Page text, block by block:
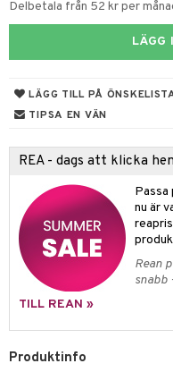
Delbetala från 52 kr per
LÄGG
LÄGG TILL PÅ
TIPSA EN VÄN
REA - dags att klicka
Passa
nu är
Rean
snabb
TILL REAN »
Produktinfo
& hals
& nötter
& buljong
& oro